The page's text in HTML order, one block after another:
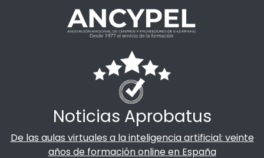
Noticias Aprobatus
De las aulas virtuales a la inteligencia artificial: veinte
años de formación online en España